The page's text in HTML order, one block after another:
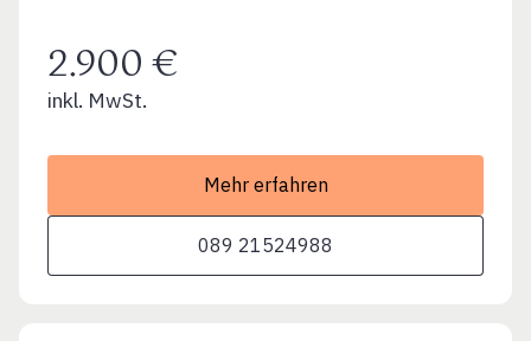
2.900 €
inkl. MwSt.
Mehr erfahren
089 21524988